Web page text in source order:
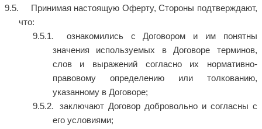
Принимая настоящую Оферту, Стороны подтверждают,
что:
ознакомились с Договором и им понятны
значения используемых в Договоре терминов,
слов и выражений согласно их нормативно-
правовому определению или толкованию,
указанному в Договоре;
заключают Договор добровольно и согласны с
его условиями;